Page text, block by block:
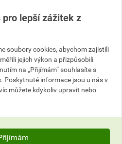
lepší zážitek z
soubory cookies, abychom zajistili
jejich výkon a přizpůsobili
na „Přijímám“ souhlasíte s
Poskytnuté informace jsou u nás v
můžete kdykoliv upravit nebo